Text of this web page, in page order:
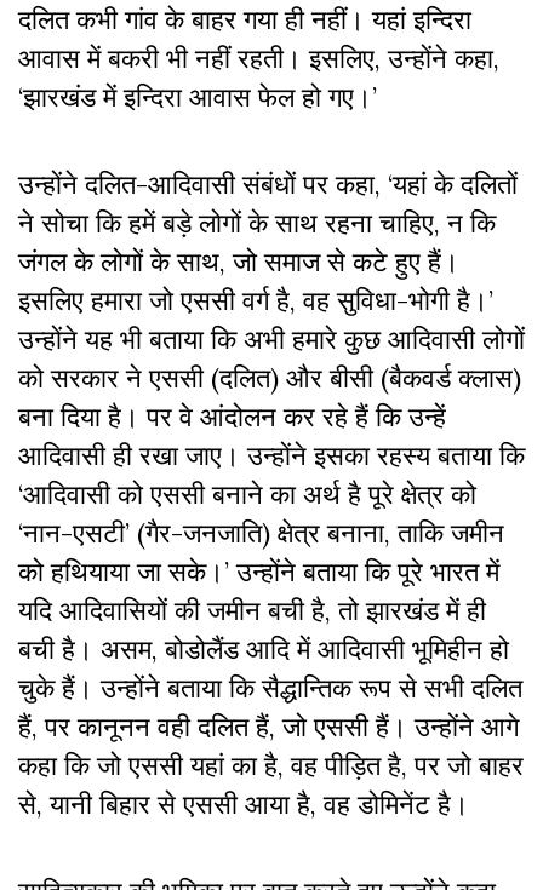
दलित कभी गांव के बाहर गया ही नहीं। यहां इन्दिरा
आवास में बकरी भी नहीं रहती। इसलिए, उन्होंने कहा,
‘झारखंड में इन्दिरा आवास फेल हो गए।’
उन्होंने दलित-आदिवासी संबंधों पर कहा, ‘यहां के दलितों
ने सोचा कि हमें बड़े लोगों के साथ रहना चाहिए, न कि
जंगल के लोगों के साथ, जो समाज से कटे हुए हैं।
इसलिए हमारा जो एससी वर्ग है, वह सुविधा-भोगी है।’
उन्होंने यह भी बताया कि अभी हमारे कुछ आदिवासी लोगों
को सरकार ने एससी (दलित) और बीसी (बैकवर्ड क्लास)
बना दिया है। पर वे आंदोलन कर रहे हैं कि उन्हें
आदिवासी ही रखा जाए। उन्होंने इसका रहस्य बताया कि
‘आदिवासी को एससी बनाने का अर्थ है पूरे क्षेत्र को
‘नान-एसटी’ (गैर-जनजाति) क्षेत्र बनाना, ताकि जमीन
को हथियाया जा सके।’ उन्होंने बताया कि पूरे भारत में
यदि आदिवासियों की जमीन बची है, तो झारखंड में ही
बची है। असम, बोडोलैंड आदि में आदिवासी भूमिहीन हो
चुके हैं। उन्होंने बताया कि सैद्धान्तिक रूप से सभी दलित
हैं, पर कानूनन वही दलित हैं, जो एससी हैं। उन्होंने आगे
कहा कि जो एससी यहां का है, वह पीड़ित है, पर जो बाहर
से, यानी बिहार से एससी आया है, वह डोमिनेंट है।